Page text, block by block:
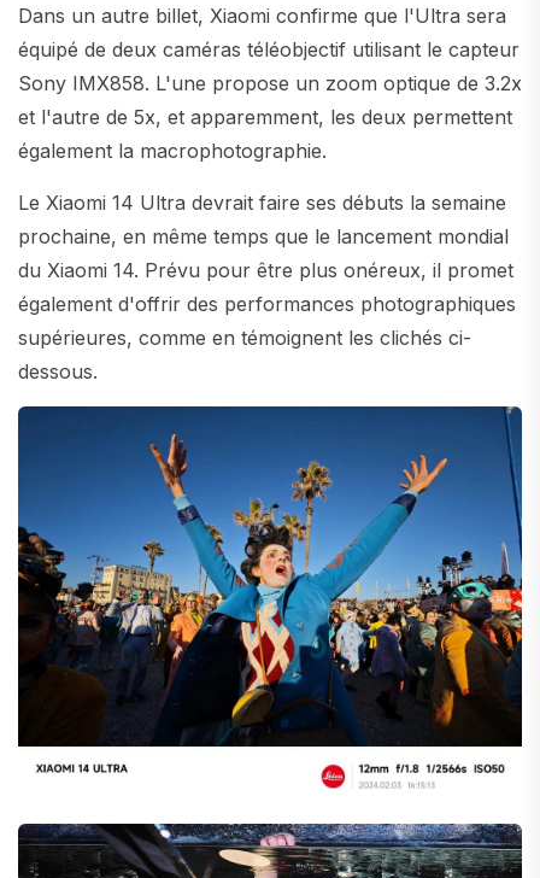
Dans un autre billet, Xiaomi confirme que l'Ultra sera
équipé de deux caméras téléobjectif utilisant le capteur
Sony IMX858. L'une propose un zoom optique de 3.2x
et l'autre de 5x, et apparemment, les deux permettent
également la macrophotographie.
Le Xiaomi 14 Ultra devrait faire ses débuts la semaine
prochaine, en même temps que le lancement mondial
du Xiaomi 14. Prévu pour être plus onéreux, il promet
également d'offrir des performances photographiques
supérieures, comme en témoignent les clichés ci-
dessous.